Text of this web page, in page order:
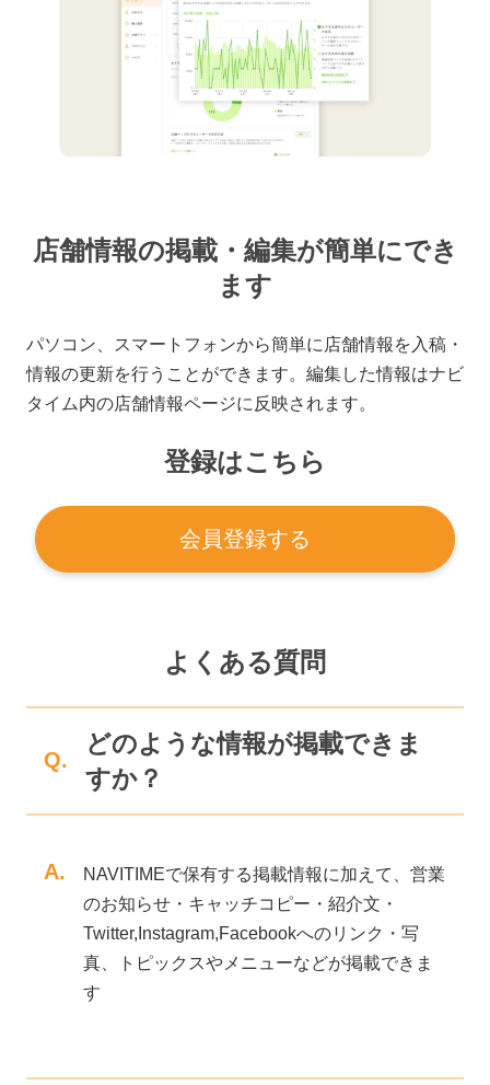
店舗情報の掲載・編集が簡単にでき
ます
パソコン、スマートフォンから簡単に店舗情報を入稿・
情報の更新を行うことができます。編集した情報はナビ
タイム内の店舗情報ページに反映されます。
登録はこちら
会員登録する
よくある質問
Q.
どのような情報が掲載できま
すか？
A.
NAVITIMEで保有する掲載情報に加えて、営業
のお知らせ・キャッチコピー・紹介文・
Twitter,Instagram,Facebookへのリンク・写
真、トピックスやメニューなどが掲載できま
す